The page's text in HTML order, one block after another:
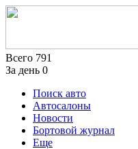
Всего 791
За день 0
Поиск авто
Автосалоны
Новости
Бортовой журнал
Еще